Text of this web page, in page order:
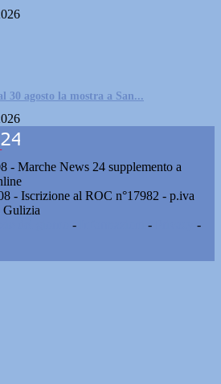
30 agosto la mostra a San...
- Marche News 24 supplemento a
- Iscrizione al ROC n°17982 - p.iva
Gulizia
- -
-